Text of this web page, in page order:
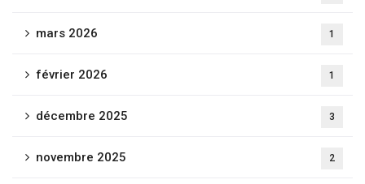
mars 2026 1
février 2026 1
décembre 2025 3
novembre 2025 2